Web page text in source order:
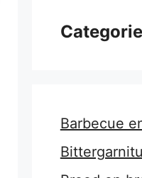
Barbecue